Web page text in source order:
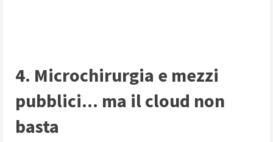
4. Microchirurgia e mezzi
pubblici... ma il cloud non
basta